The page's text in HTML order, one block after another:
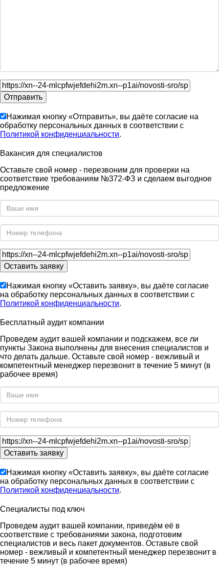
Нажимая кнопку «Отправить», вы даёте согласие на
обработку персональных данных в соответствии с
Политикой конфиденциальности.
Вакансия для специалистов
Оставьте свой номер - перезвоним для проверки на
соответствие требованиям №372-ФЗ и сделаем выгодное
предложение
Нажимая кнопку «Оставить заявку», вы даёте согласие
на обработку персональных данных в соответствии с
Политикой конфиденциальности.
Бесплатный аудит компании
Проведем аудит вашей компании и подскажем, все ли
пункты Закона выполнены для внесения специалистов и
что делать дальше. Оставьте свой номер - вежливый и
компетентный менеджер перезвонит в течение 5 минут (в
рабочее время)
Нажимая кнопку «Оставить заявку», вы даёте согласие
на обработку персональных данных в соответствии с
Политикой конфиденциальности.
Специалисты под ключ
Проведем аудит вашей компании, приведём её в
соответствие с требованиями закона, подготовим
специалистов и весь пакет документов. Оставьте свой
номер - вежливый и компетентный менеджер перезвонит в
течение 5 минут (в рабочее время)